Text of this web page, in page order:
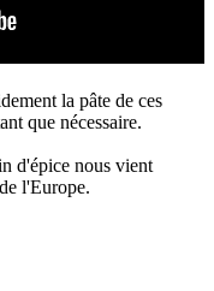
la pâte de ces
que nécessaire.
d'épice nous vient
l'Europe.